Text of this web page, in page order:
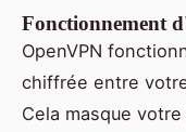
Fonctionnement
OpenVPN
chiffrée entre
Cela masque